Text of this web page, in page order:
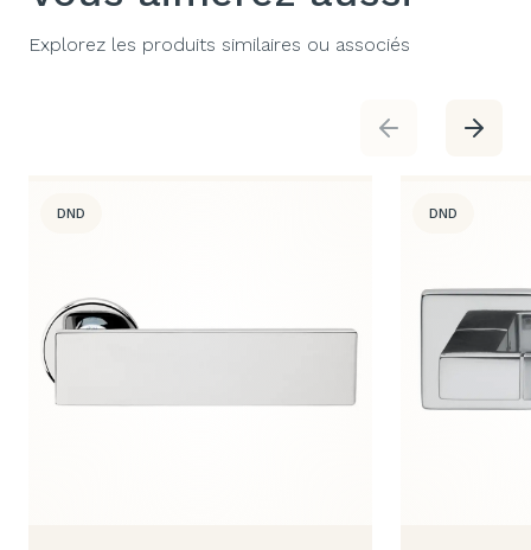
Explorez les produits similaires ou associés
DND DND